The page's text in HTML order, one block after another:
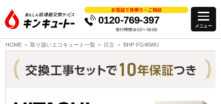
0120-769-397
HOME 取り扱いエコキュート一覧 日立 BHP-FG46WU